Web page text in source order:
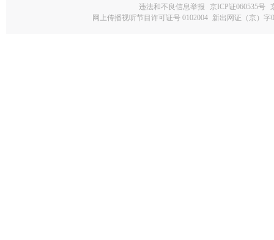
违法和不良信息举报 京ICP证060535号
网上传播视听节目许可证号 0102004 新出网证（京）